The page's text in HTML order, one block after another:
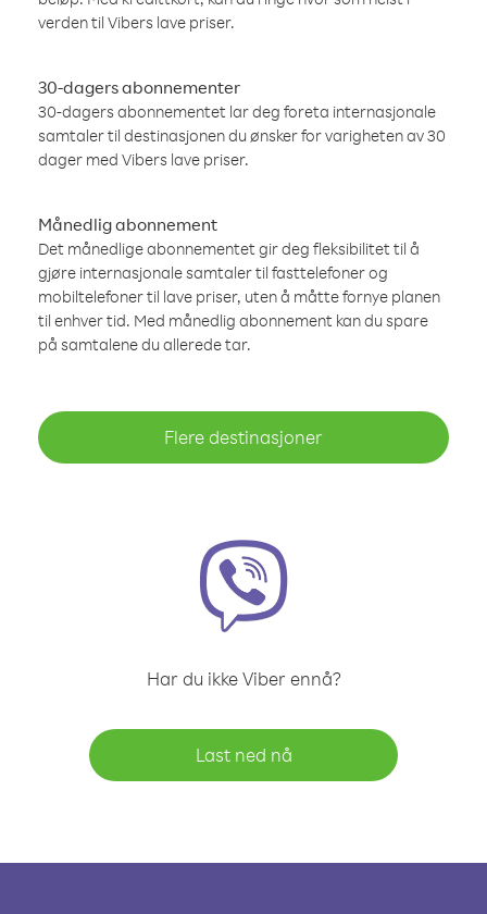
verden til Vibers lave priser.
30-dagers abonnementer
30-dagers abonnementet lar deg foreta internasjonale
samtaler til destinasjonen du ønsker for varigheten av 30
dager med Vibers lave priser.
Månedlig abonnement
Det månedlige abonnementet gir deg fleksibilitet til å
gjøre internasjonale samtaler til fasttelefoner og
mobiltelefoner til lave priser, uten å måtte fornye planen
til enhver tid. Med månedlig abonnement kan du spare
på samtalene du allerede tar.
Flere destinasjoner
Har du ikke Viber ennå?
Last ned nå